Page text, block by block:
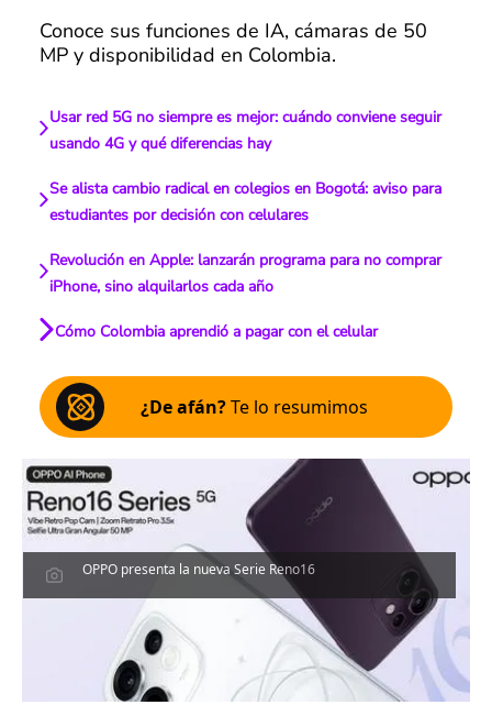
Conoce sus funciones de IA, cámaras de 50
MP y disponibilidad en Colombia.
Usar red 5G no siempre es mejor: cuándo conviene seguir
usando 4G y qué diferencias hay
Se alista cambio radical en colegios en Bogotá: aviso para
estudiantes por decisión con celulares
Revolución en Apple: lanzarán programa para no comprar
iPhone, sino alquilarlos cada año
Cómo Colombia aprendió a pagar con el celular
¿De afán?Te lo resumimos
OPPO presenta la nueva Serie Reno16